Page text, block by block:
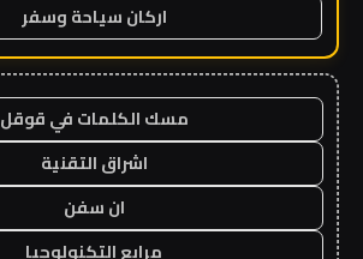
اركان سياحة وسفر
مسك الكلمات في قوقل
اشراق التقنية
ان سفن
مرابع التكنولوجيا